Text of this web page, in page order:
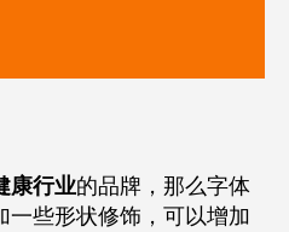
康行业的品牌，那么字体
些形状修饰，可以增加